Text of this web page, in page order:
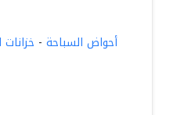
أحواض السباحة - خزانات